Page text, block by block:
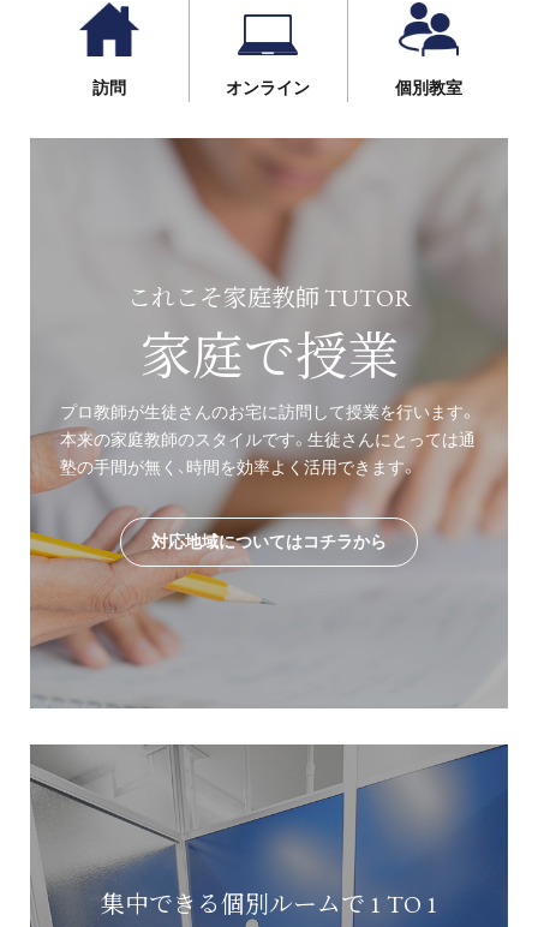
訪問 オンライン 個別教室
これこそ家庭教師 TUTOR
家庭で授業
プロ教師が生徒さんのお宅に訪問して授業を行います。
本来の家庭教師のスタイルです。生徒さんにとっては通
塾の手間が無く、時間を効率よく活用できます。
対応地域についてはコチラから
集中できる個別ルームで 1 TO 1